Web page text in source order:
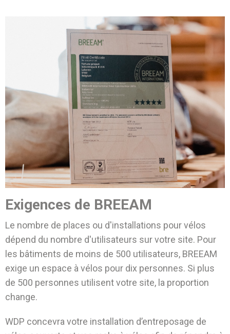
Exigences de BREEAM
Le nombre de places ou d'installations pour vélos
dépend du nombre d'utilisateurs sur votre site. Pour
les bâtiments de moins de 500 utilisateurs, BREEAM
exige un espace à vélos pour dix personnes. Si plus
de 500 personnes utilisent votre site, la proportion
change.
WDP concevra votre installation d’entreposage de